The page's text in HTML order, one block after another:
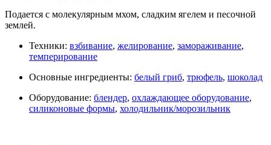
Подается с молекулярным мхом, сладким ягелем и песочной
землей.
Техники: взбивание, желирование, замораживание,
темперирование
Основные ингредиенты: белый гриб, трюфель, шоколад
Оборудование: блендер, охлаждающее оборудование,
силиконовые формы, холодильник/морозильник